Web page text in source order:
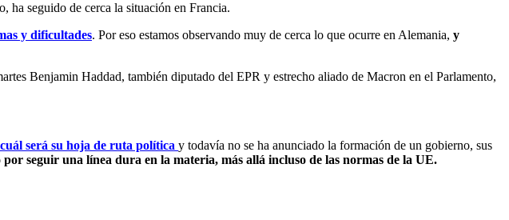
ha seguido de cerca la situación en Francia.
y dificultades. Por eso estamos observando muy de cerca lo que ocurre en Alemania, y
Benjamin Haddad, también diputado del EPR y estrecho aliado de Macron en el Parlamento,
será su hoja de ruta política y todavía no se ha anunciado la formación de un gobierno, sus
por seguir una línea dura en la materia, más allá incluso de las normas de la UE.